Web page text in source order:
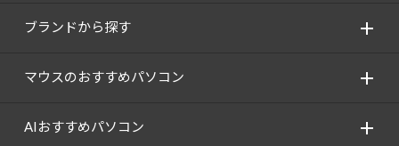
ブランドから探す
マウスのおすすめパソコン
AIおすすめパソコン